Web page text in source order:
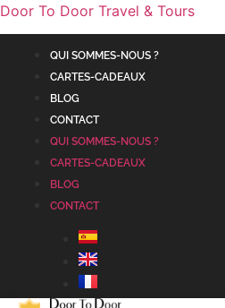
Door To Door Travel & Tours
QUI SOMMES-NOUS ?
CARTES-CADEAUX
BLOG
CONTACT
QUI SOMMES-NOUS ?
CARTES-CADEAUX
BLOG
CONTACT